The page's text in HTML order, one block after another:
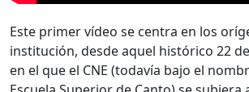
Este primer vídeo se centra en los
institución, desde aquel histórico 22
en el que el CNE (todavía bajo el